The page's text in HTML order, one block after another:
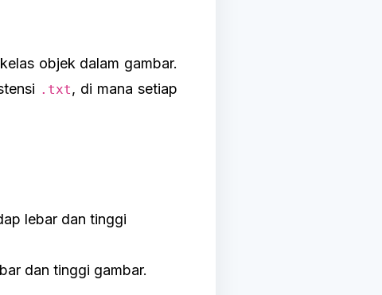
objek dalam gambar.
.txt, di mana setiap
lebar dan tinggi
dan tinggi gambar.